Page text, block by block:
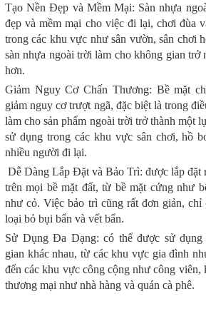
Tạo Nền Đẹp và Mềm Mại: Sàn nhựa
đẹp và mềm mại cho việc đi lại, chơi đùa
trong các khu vực như sân vườn, sân chơi
sàn nhựa ngoài trời làm cho không gian trở
hơn.
Giảm Nguy Cơ Chấn Thương: Bề mặt
giảm nguy cơ trượt ngã, đặc biệt là trong
làm cho sản phẩm ngoài trời trở thành một
sử dụng trong các khu vực sân chơi, hồ
nhiều người đi lại.
Dễ Dàng Lắp Đặt và Bảo Trì: được lắp đặt
trên mọi bề mặt đất, từ bề mặt cứng như
như cỏ. Việc bảo trì cũng rất đơn giản,
loại bỏ bụi bẩn và vết bẩn.
Sử Dụng Đa Dạng: có thể được sử dụng
gian khác nhau, từ các khu vực gia đình
đến các khu vực công cộng như công
thương mại như nhà hàng và quán cà phê.